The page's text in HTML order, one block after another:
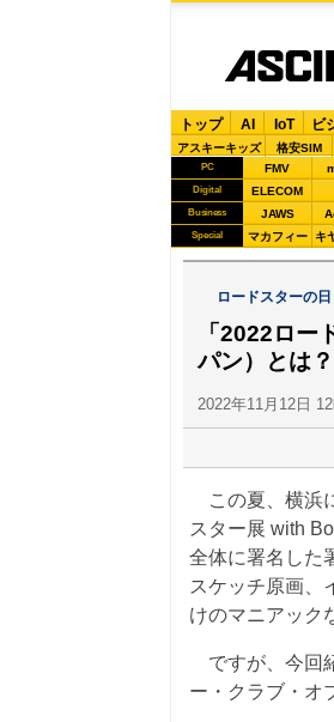
トップ AI IoT ビ
アスキーキッズ 格安SIM
PC FMV
Digital ELECOM
Business JAWS
Special マカフィー キ
ロードスターの
「2022ロ
パン）とは？
2022年11月12日
この夏、横浜
スター展 with
全体に署名した
スケッチ原画、
けのマニアック
ですが、今回
ー・クラブ・オ